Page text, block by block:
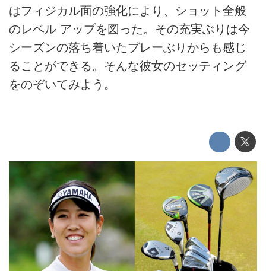
はフィジカル面の強化により、ショット全般
のレベル アップを図った。その充実ぶりは今
シーズンの落ち着いたプレーぶりからも感じ
ることができる。そんな彼女のセッティング
をのぞいてみよう。